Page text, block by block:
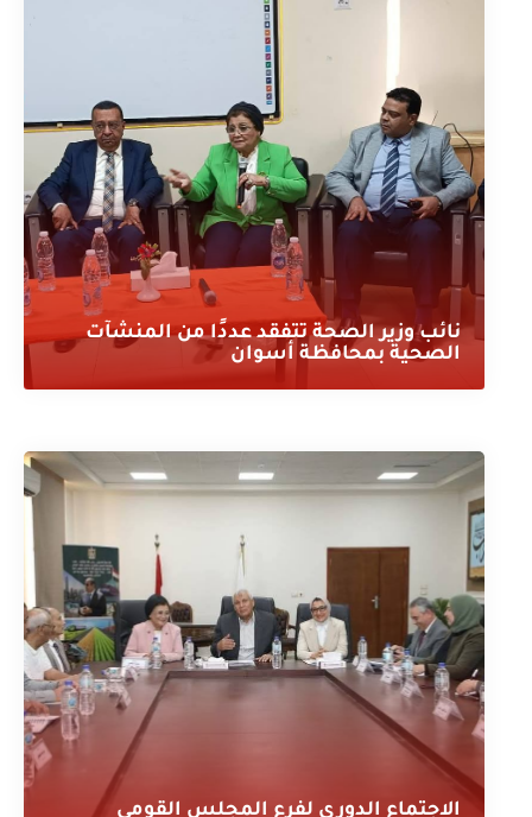
نائب وزير الصحة تتفقد عددًا من المنشآت
الصحية بمحافظة أسوان
الاجتماع الدوري لفرع المجلس القومي